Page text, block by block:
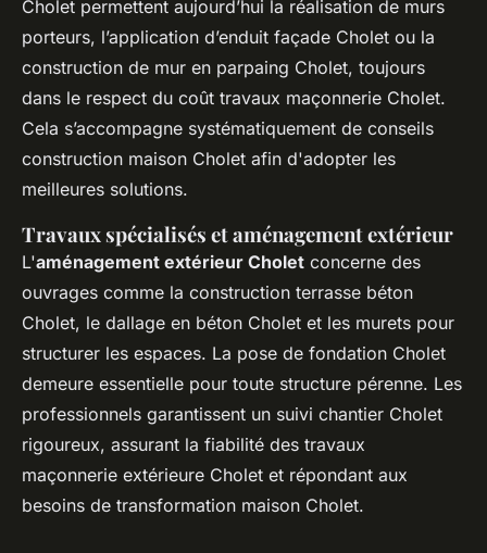
Cholet permettent aujourd’hui la réalisation de murs
porteurs, l’application d’enduit façade Cholet ou la
construction de mur en parpaing Cholet, toujours
dans le respect du coût travaux maçonnerie Cholet.
Cela s’accompagne systématiquement de conseils
construction maison Cholet afin d'adopter les
meilleures solutions.
Travaux spécialisés et aménagement extérieur
L'aménagement extérieur Cholet concerne des
ouvrages comme la construction terrasse béton
Cholet, le dallage en béton Cholet et les murets pour
structurer les espaces. La pose de fondation Cholet
demeure essentielle pour toute structure pérenne. Les
professionnels garantissent un suivi chantier Cholet
rigoureux, assurant la fiabilité des travaux
maçonnerie extérieure Cholet et répondant aux
besoins de transformation maison Cholet.